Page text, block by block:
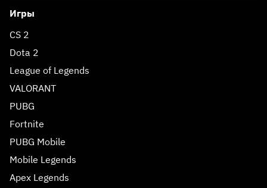
Игры
CS 2
Dota 2
League of Legends
VALORANT
PUBG
Fortnite
PUBG Mobile
Mobile Legends
Apex Legends